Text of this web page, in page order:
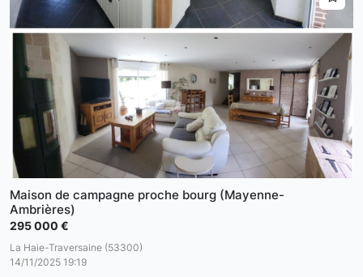
Maison de campagne proche bourg (Mayenne-
Ambrières)
295 000 €
La Haie-Traversaine (53300)
14/11/2025 19:19